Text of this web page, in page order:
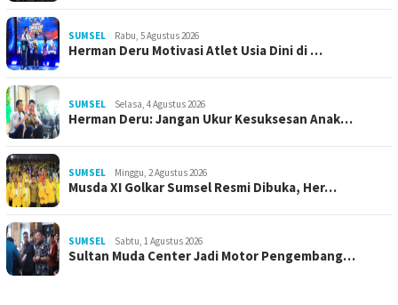
SUMSEL Rabu, 5 Agustus 2026
Herman Deru Motivasi Atlet Usia Dini di …
SUMSEL Selasa, 4 Agustus 2026
Herman Deru: Jangan Ukur Kesuksesan Anak…
SUMSEL Minggu, 2 Agustus 2026
Musda XI Golkar Sumsel Resmi Dibuka, Her…
SUMSEL Sabtu, 1 Agustus 2026
Sultan Muda Center Jadi Motor Pengembang…